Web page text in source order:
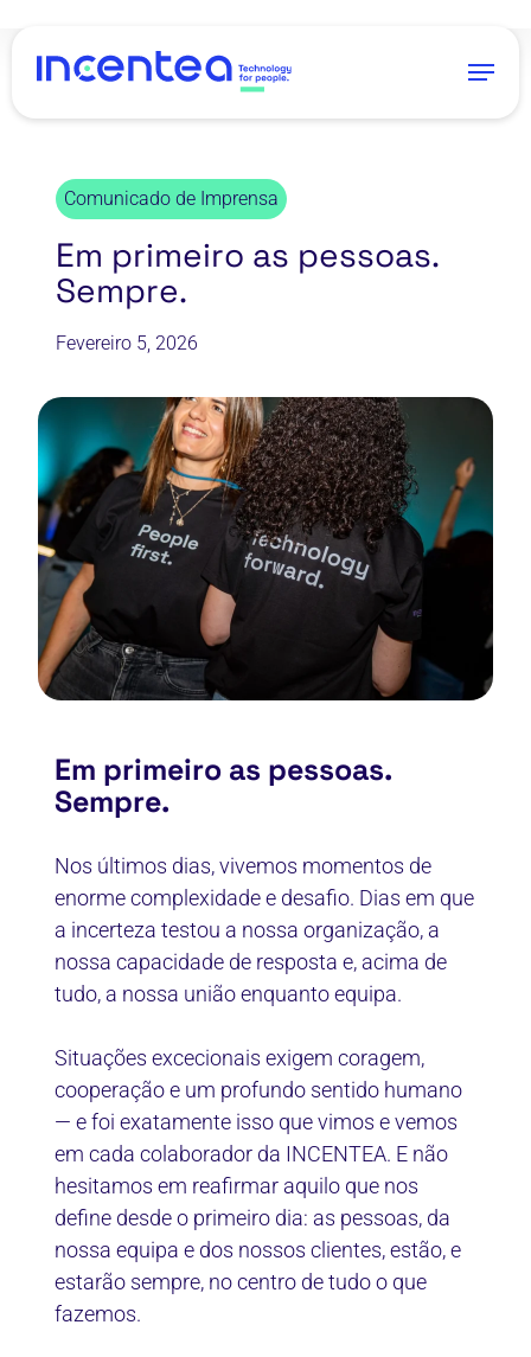
Menu
Comunicado de Imprensa
Em primeiro as pessoas.
Sempre.
Fevereiro 5, 2026
Em primeiro as pessoas.
Sempre.
Nos últimos dias, vivemos momentos de
enorme complexidade e desafio. Dias em que
a incerteza testou a nossa organização, a
nossa capacidade de resposta e, acima de
tudo, a nossa união enquanto equipa.
Situações excecionais exigem coragem,
cooperação e um profundo sentido humano
— e foi exatamente isso que vimos e vemos
em cada colaborador da INCENTEA. E não
hesitamos em reafirmar aquilo que nos
define desde o primeiro dia: as pessoas, da
nossa equipa e dos nossos clientes, estão, e
estarão sempre, no centro de tudo o que
fazemos.